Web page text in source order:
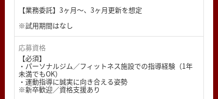
【業務委託】3ヶ月～、3ヶ月更新を想定
※試用期間はなし
応募資格
【必須】
・パーソナルジム／フィットネス施設での指導経験（1年
未満でもOK）
・運動指導に誠実に向き合える姿勢
※新卒歓迎／資格支援あり